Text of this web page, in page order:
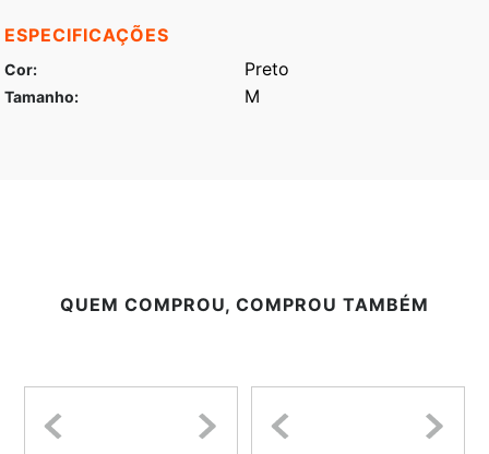
ESPECIFICAÇÕES
Cor Preto
Tamanho M
QUEM COMPROU, COMPROU TAMBÉM